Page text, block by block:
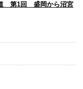
道 第1回 盛岡から沼宮